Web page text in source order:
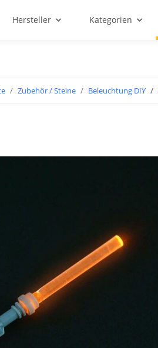
Hersteller Kategorien
Zubehör / Steine Beleuchtung DIY